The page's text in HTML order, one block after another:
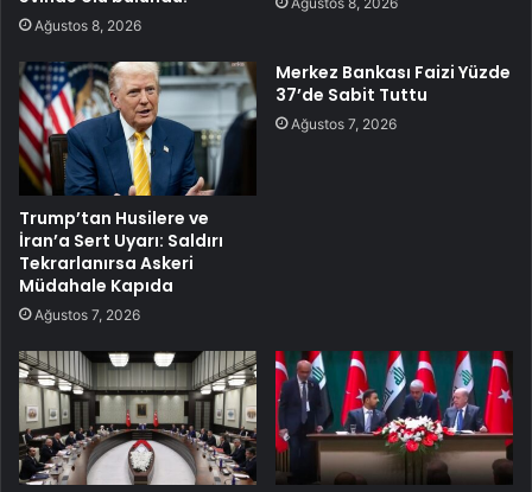
Ağustos 8, 2026
Trump’tan Husilere ve
İran’a Sert Uyarı: Saldırı
Tekrarlanırsa Askeri
Müdahale Kapıda
Ağustos 7, 2026
Merkez Bankası Faizi Yüzde
37’de Sabit Tuttu
Ağustos 7, 2026